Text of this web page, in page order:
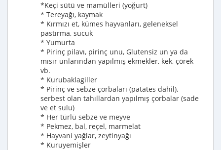
*Keçi sütü ve mamülleri (yoğurt)
* Tereyağı, kaymak
* Kırmızı et, kümes hayvanları, geleneksel
pastırma, sucuk
* Yumurta
* Pirinç pilavı, pirinç unu, Glutensiz un ya da
mısır unlarından yapılmış ekmekler, kek, çörek
vb.
* Kurubaklagiller
* Pirinç ve sebze çorbaları (patates dahil),
serbest olan tahıllardan yapılmış çorbalar (sade
ve et sulu)
* Her türlü sebze ve meyve
* Pekmez, bal, reçel, marmelat
* Hayvani yağlar, zeytinyağı
* Kuruyemişler